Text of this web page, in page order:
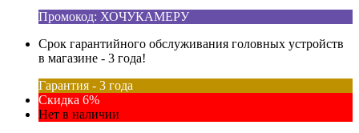
Промокод: ХОЧУКАМЕРУ
Срок гарантийного обслуживания головных устройств
в магазине - 3 года!
Гарантия - 3 года
Скидка 6%
Нет в наличии